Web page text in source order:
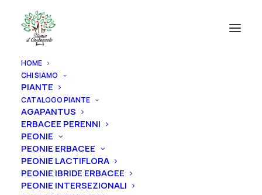
HOME
CHI SIAMO
PIANTE
CATALOGO PIANTE
AGAPANTUS
ERBACEE PERENNI
PEONIE
PEONIE ERBACEE
PEONIE LACTIFLORA
PEONIE IBRIDE ERBACEE
PEONIE INTERSEZIONALI